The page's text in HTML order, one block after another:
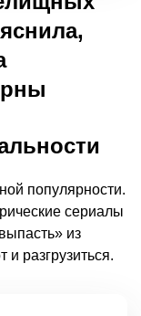
популярности.
сериалы
из
и разгрузиться.